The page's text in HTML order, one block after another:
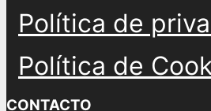
Política de
Política de
CONTACTO